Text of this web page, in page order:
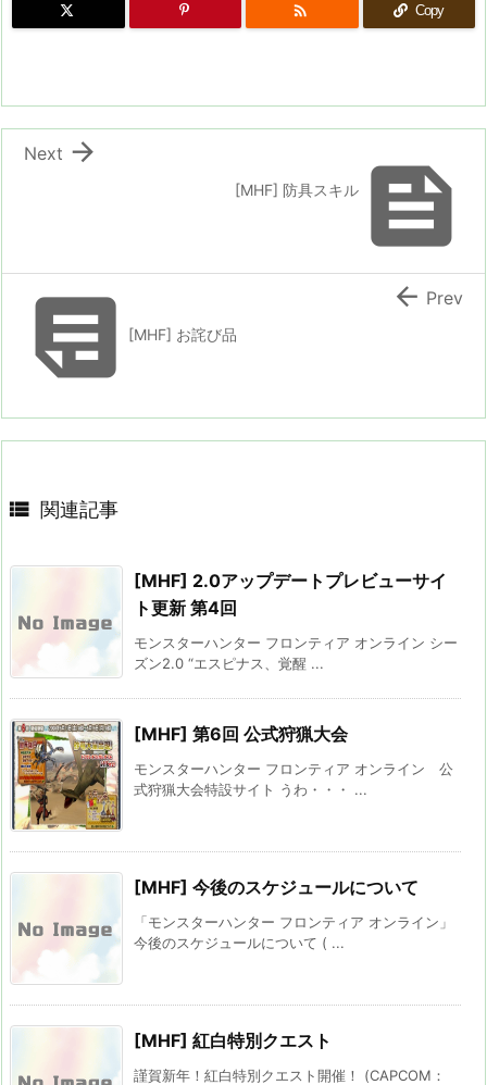
 Copy

[MHF] 防具スキル

Next
[MHF] お詫び品
 Prev
 関連記事
[MHF] 2.0アップデートプレビューサイ
ト更新 第4回
モンスターハンター フロンティア オンライン シー
ズン2.0 “エスピナス、覚醒 ...
[MHF] 第6回 公式狩猟大会
モンスターハンター フロンティア オンライン 公
式狩猟大会特設サイト うわ・・・ ...
[MHF] 今後のスケジュールについて
「モンスターハンター フロンティア オンライン」
今後のスケジュールについて ( ...
[MHF] 紅白特別クエスト
謹賀新年！紅白特別クエスト開催！ (CAPCOM：